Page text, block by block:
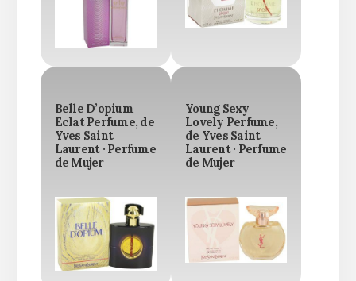
Belle D’opium
Eclat Perfume, de
Yves Saint
Laurent · Perfume
de Mujer
Young Sexy
Lovely Perfume,
de Yves Saint
Laurent · Perfume
de Mujer